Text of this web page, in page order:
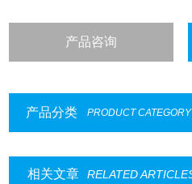
产品咨询
产品分类 PRODUCT CATEGORY
相关文章 RELATED